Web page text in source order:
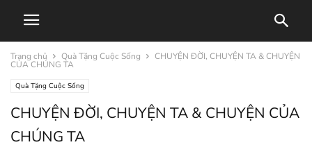
Trang chủ Quà Tặng Cuộc Sống CHUYỆN ĐỜI, CHUYỆN TA & CHUYỆN
CỦA CHÚNG TA
Quà Tặng Cuộc Sống
CHUYỆN ĐỜI, CHUYỆN TA & CHUYỆN CỦA
CHÚNG TA